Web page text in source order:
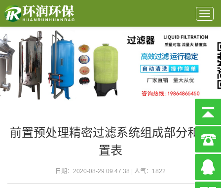
前置预处理精密过滤系统组成部分和配
置表
日期：2020-08-29 09:47:38 | 人气： 1822